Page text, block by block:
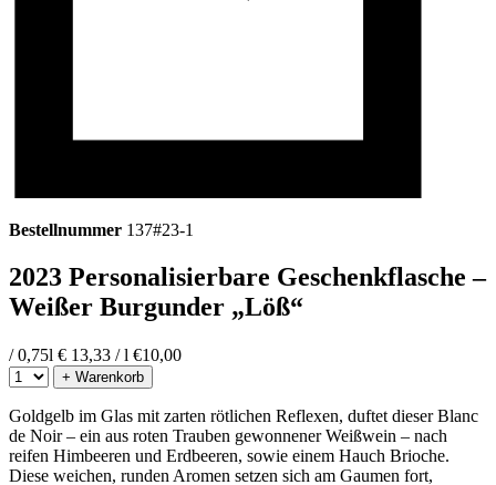
Bestellnummer 137#23-1
2023 Personalisierbare Geschenkflasche –
Weißer Burgunder „Löß“
/ 0,75l € 13,33 / l €10,00
+ Warenkorb
Goldgelb im Glas mit zarten rötlichen Reflexen, duftet dieser Blanc
de Noir – ein aus roten Trauben gewonnener Weißwein – nach
reifen Himbeeren und Erdbeeren, sowie einem Hauch Brioche.
Diese weichen, runden Aromen setzen sich am Gaumen fort,